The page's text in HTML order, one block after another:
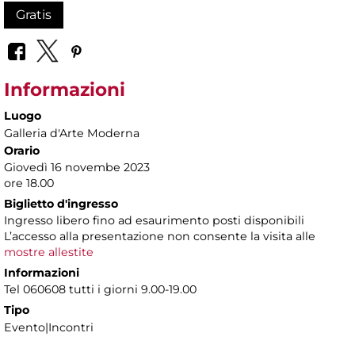
Gratis
Informazioni
Luogo
Galleria d'Arte Moderna
Orario
Giovedì 16 novembe 2023
ore 18.00
Biglietto d'ingresso
Ingresso libero fino ad esaurimento posti disponibili
L’accesso alla presentazione non consente la visita alle
mostre allestite
Informazioni
Tel 060608 tutti i giorni 9.00-19.00
Tipo
Evento|Incontri